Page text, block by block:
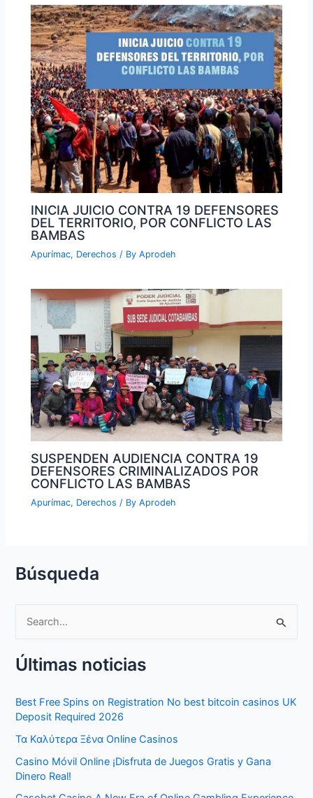
INICIA JUICIO CONTRA 19 DEFENSORES
DEL TERRITORIO, POR CONFLICTO LAS
BAMBAS
Apurímac, Derechos / ByAprodeh
SUSPENDEN AUDIENCIA CONTRA 19
DEFENSORES CRIMINALIZADOS POR
CONFLICTO LAS BAMBAS
Apurímac, Derechos / ByAprodeh
Búsqueda
a
c
f
o
Últimas noticias
Best Free Spins on Registration No best bitcoin casinos UK
Deposit Required 2026
Τα Καλύτερα Ξένα Online Casinos
Casino Móvil Online ¡Disfruta de Juegos Gratis y Gana
Dinero Real!